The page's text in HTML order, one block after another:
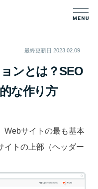
最終更新日 2023.02.09
ンとは？SEO
な作り方
Webサイトの最も基本
イトの上部（ヘッダー